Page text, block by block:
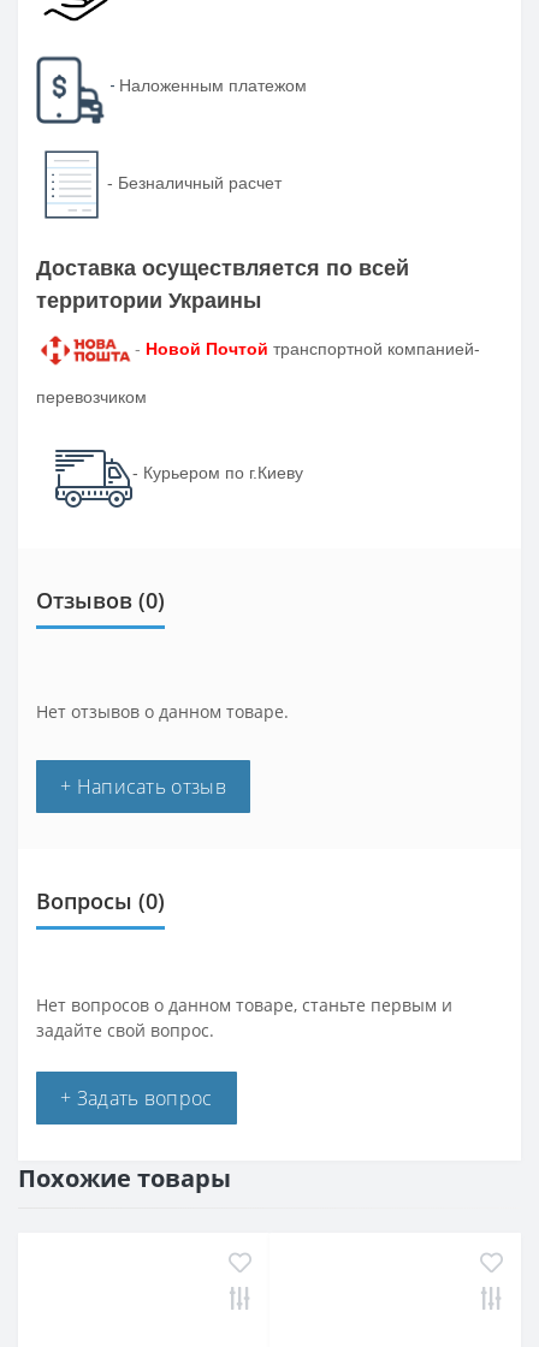
- Наложенным платежом
- Безналичный расчет
Доставка осуществляется по всей
территории Украины
- Новой Почтой транспортной компанией-
перевозчиком
- Курьером по г.Киеву
Отзывов (0)
Нет отзывов о данном товаре.
+ Написать отзыв
Вопросы (0)
Нет вопросов о данном товаре, станьте первым и
задайте свой вопрос.
+ Задать вопрос
Похожие товары